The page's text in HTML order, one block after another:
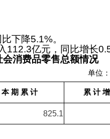
下降5.1%。
112.3亿元， 同比增长
会消费品零售总额情况
单位
本 期 累 计 累 计
825.1